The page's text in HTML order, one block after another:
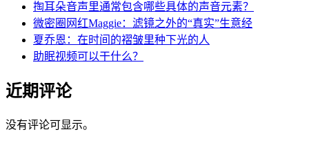
掏耳朵音声里通常包含哪些具体的声音元素？
微密圈网红Maggie：滤镜之外的“真实”生意经
夏乔恩：在时间的褶皱里种下光的人
助眠视频可以干什么？
近期评论
没有评论可显示。